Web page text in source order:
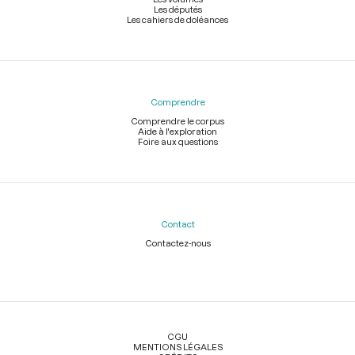
Les députés
Les cahiers de doléances
Comprendre
Comprendre le corpus
Aide à l'exploration
Foire aux questions
Contact
Contactez-nous
Légal
CGU
MENTIONS LÉGALES